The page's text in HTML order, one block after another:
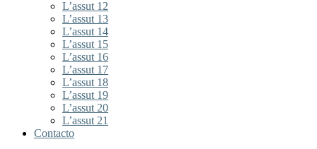
L’assut 12
L’assut 13
L’assut 14
L’assut 15
L’assut 16
L’assut 17
L’assut 18
L’assut 19
L’assut 20
L’assut 21
Contacto